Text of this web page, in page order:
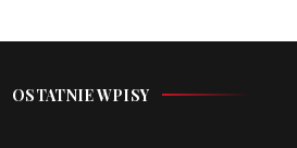
OSTATNIE WPISY